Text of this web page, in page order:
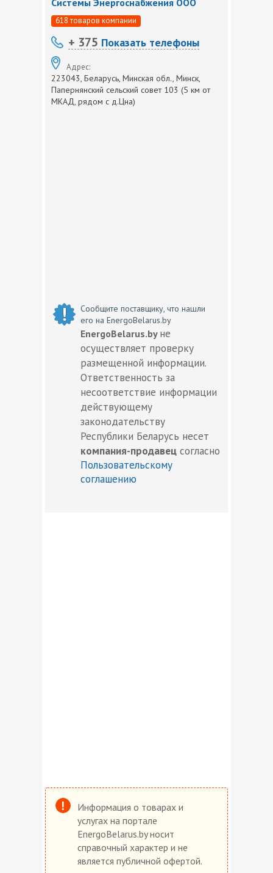
618 товаров компании
+ 375 Показать телефоны
Адрес:
223043, Беларусь, Минская обл., Минск,
Папернянский сельский совет 103 (5 км от
МКАД, рядом с д.Цна)
Сообщите поставщику, что нашли
его на EnergoBelarus.by
EnergoBelarus.by не
осуществляет проверку
размещенной информации.
Ответственность за
несоответствие информации
действующему
законодательству
Республики Беларусь несет
компания-продавец согласно
Пользовательскому
соглашению
Информация о товарах и
услугах на портале
EnergoBelarus.by носит
справочный характер и не
является публичной офертой.